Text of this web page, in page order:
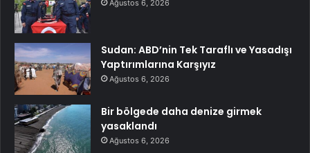
Ağustos 6, 2026
Sudan: ABD’nin Tek Taraflı ve Yasadışı
Yaptırımlarına Karşıyız
Ağustos 6, 2026
Bir bölgede daha denize girmek
yasaklandı
Ağustos 6, 2026